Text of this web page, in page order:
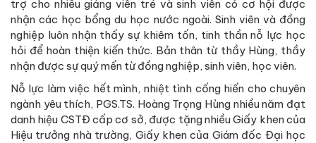
trợ cho nhiều giảng viên trẻ và sinh viên có cơ hội được
nhận các học bổng du học nước ngoài. Sinh viên và đồng
nghiệp luôn nhận thấy sự khiêm tốn, tinh thần nỗ lực học
hỏi để hoàn thiện kiến thức. Bản thân từ thầy Hùng, thầy
nhận được sự quý mến từ đồng nghiệp, sinh viên, học viên.
Nỗ lực làm việc hết mình, nhiệt tình cống hiến cho chuyên
ngành yêu thích, PGS.TS. Hoàng Trọng Hùng nhiều năm đạt
danh hiệu CSTĐ cấp cơ sở, được tặng nhiều Giấy khen của
Hiệu trưởng nhà trường, Giấy khen của Giám đốc Đại học